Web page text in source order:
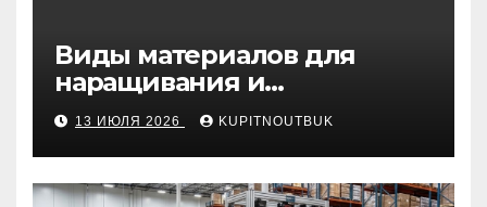
Виды материалов для
наращивания и
моделирования ногтей
13 ИЮЛЯ 2026 KUPITNOUTBUK